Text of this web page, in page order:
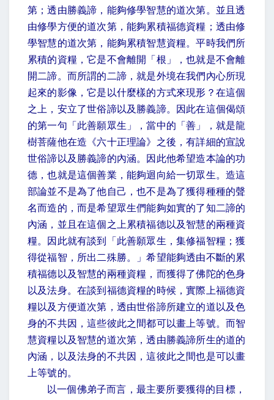
第；透由勝義諦，能夠修學智慧的道次第。並且透
由修學方便的道次第，能夠累積福德資糧；透由修
學智慧的道次第，能夠累積智慧資糧。平時我們所
累積的資糧，它是不會離開「根」，也就是不會離
開二諦。而所謂的二諦，就是外境在我們內心所現
起來的影像，它是以什麼樣的方式來現形？在這個
之上，安立了世俗諦以及勝義諦。因此在這個偈頌
的第一句「此善願眾生」，當中的「善」，就是龍
樹菩薩他在造《六十正理論》之後，有詳細的宣說
世俗諦以及勝義諦的內涵。因此他希望造本論的功
德，也就是這個善業，能夠迴向給一切眾生。造這
部論並不是為了他自己，也不是為了獲得種種的聲
名而造的，而是希望眾生們能夠如實的了知二諦的
內涵，並且在這個之上累積福德以及智慧的兩種資
糧。因此就有談到「此善願眾生，集修福智糧；獲
得從福智，所出二殊勝。」希望能夠透由不斷的累
積福德以及智慧的兩種資糧，而獲得了佛陀的色身
以及法身。在談到福德資糧的時候，實際上福德資
糧以及方便道次第，透由世俗諦所建立的道以及色
身的不共因，這些彼此之間都可以畫上等號。而智
慧資糧以及智慧的道次第，透由勝義諦所生的道的
內涵，以及法身的不共因，這彼此之間也是可以畫
上等號的。
以一個佛弟子而言，最主要所要獲得的目標，